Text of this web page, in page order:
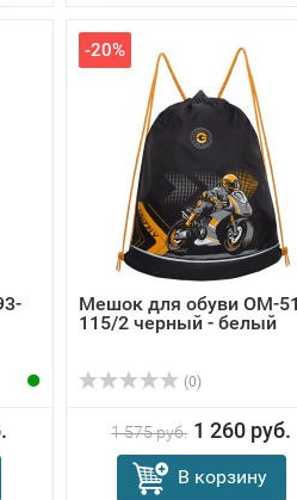
-20%
Мешок для обуви OM-
115/2 черный - белый
(0)
1 575 руб. 1 260 руб.
В корзину